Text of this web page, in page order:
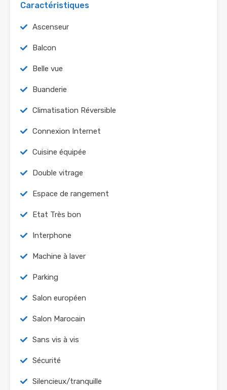
Caractéristiques
Ascenseur
Balcon
Belle vue
Buanderie
Climatisation Réversible
Connexion Internet
Cuisine équipée
Double vitrage
Espace de rangement
Etat Très bon
Interphone
Machine à laver
Parking
Salon européen
Salon Marocain
Sans vis à vis
Sécurité
Silencieux/tranquille